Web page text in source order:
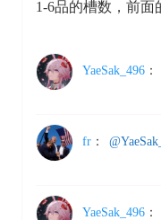
1-6品的槽数，前面
YaeSak_496：
fr：
YaeSak_496：